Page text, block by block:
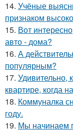
14. Учёные
признаком
15. Вот
авто - дома?
16. А
популярным?
17. Удивительно,
квартире, когда
18. Коммуналка
году.
19. Мы начинаем